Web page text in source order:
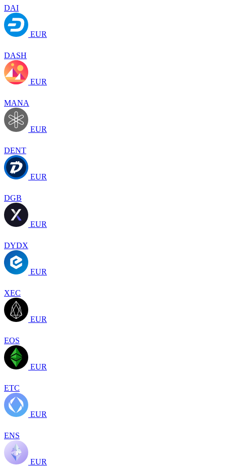
DAI
EUR
DASH
EUR
MANA
EUR
DENT
EUR
DGB
EUR
DYDX
EUR
XEC
EUR
EOS
EUR
ETC
EUR
ENS
EUR